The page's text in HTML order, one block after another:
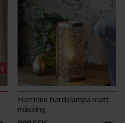
Hermine bordslampa matt
mässing